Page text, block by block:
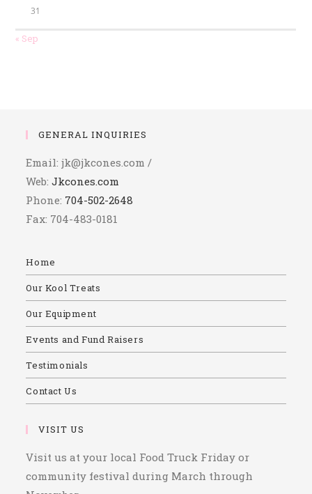
31
« Sep
GENERAL INQUIRIES
Email: jk@jkcones.com /
Web:Jkcones.com
Phone: 704-502-2648
Fax: 704-483-0181
Home
Our Kool Treats
Our Equipment
Events and Fund Raisers
Testimonials
Contact Us
VISIT US
Visit us at your local Food Truck Friday or
community festival during March through